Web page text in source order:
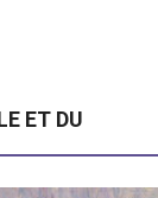
ET DU